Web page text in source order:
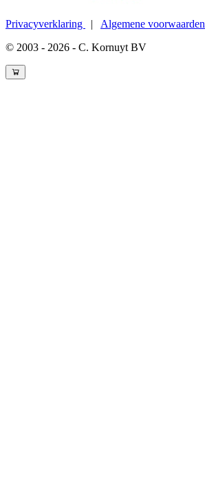
Privacyverklaring | Algemene voorwaarden
© 2003 - 2026 - C. Kornuyt BV